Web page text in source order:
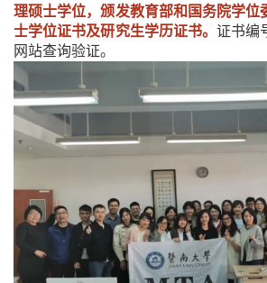
理硕士学位，颁发教育部和国务院学位
士学位证书及研究生学历证书。证书编
网站查询验证。